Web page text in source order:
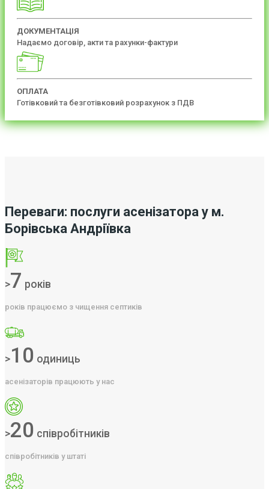
ДОКУМЕНТАЦІЯ
Надаємо договір, акти та рахунки-фактури
ОПЛАТА
Готівковий та безготівковий розрахунок з ПДВ
Переваги: послуги асенізатора у м.
Борівська Андріївка
>7 років
років працюємо з чищення септиків
>10 одиниць
асенізаторів працюють у нас
>20 співробітників
співробітників у штаті